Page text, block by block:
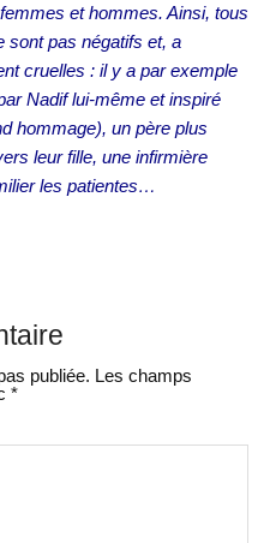
et hommes. Ainsi, tous
sont pas négatifs et, a
cruelles : il y a par exemple
Nadif lui-même et inspiré
hommage), un père plus
leur fille, une infirmière
les patientes…
publiée. Les champs
*